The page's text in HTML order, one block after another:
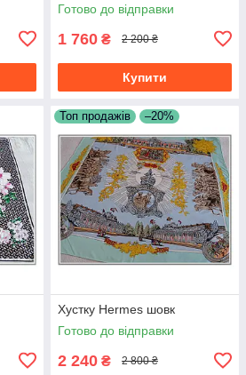
Готово до відправки
1 760 ₴ 2 200 ₴
Купити
Топ продажів –20%
Хустку Hermes шовк
Готово до відправки
2 240 ₴ 2 800 ₴